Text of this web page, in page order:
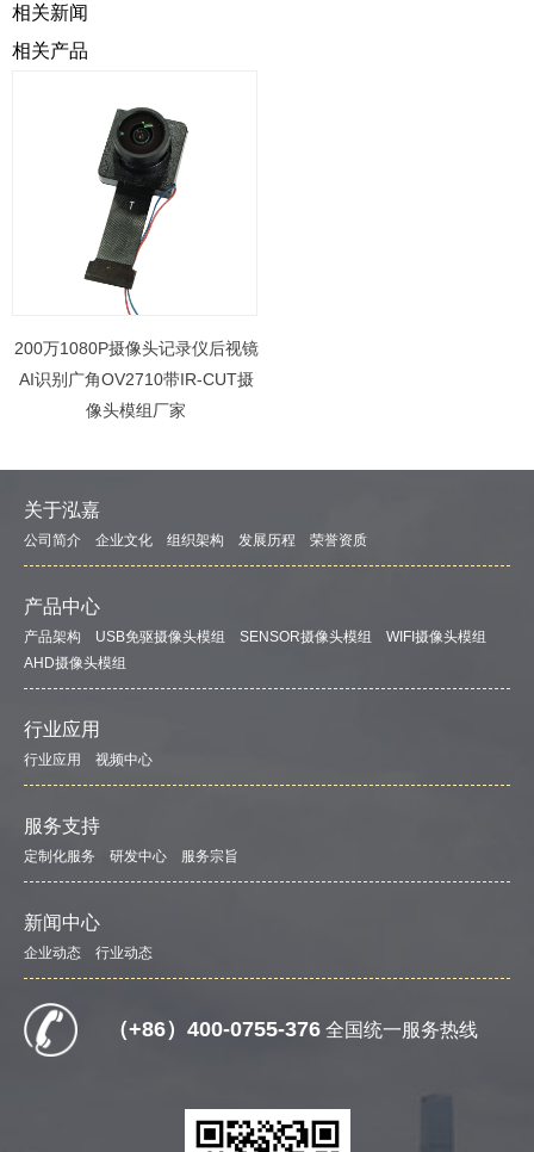
相关新闻
相关产品
200万1080P摄像头记录仪后视镜
AI识别广角OV2710带IR-CUT摄
像头模组厂家
关于泓嘉
公司简介 企业文化 组织架构 发展历程 荣誉资质
产品中心
产品架构 USB免驱摄像头模组 SENSOR摄像头模组
WIFI摄像头模组
AHD摄像头模组
行业应用
行业应用 视频中心
服务支持
定制化服务 研发中心 服务宗旨
新闻中心
企业动态 行业动态
（+86）400-0755-376 全国统一服务热线